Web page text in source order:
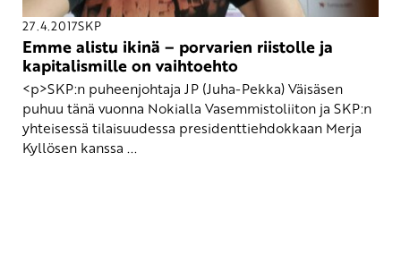
27.4.2017SKP
Emme alistu ikinä – porvarien riistolle ja
kapitalismille on vaihtoehto
<p>SKP:n puheenjohtaja JP (Juha-Pekka) Väisäsen
puhuu tänä vuonna Nokialla Vasemmistoliiton ja SKP:n
yhteisessä tilaisuudessa presidenttiehdokkaan Merja
Kyllösen kanssa ...